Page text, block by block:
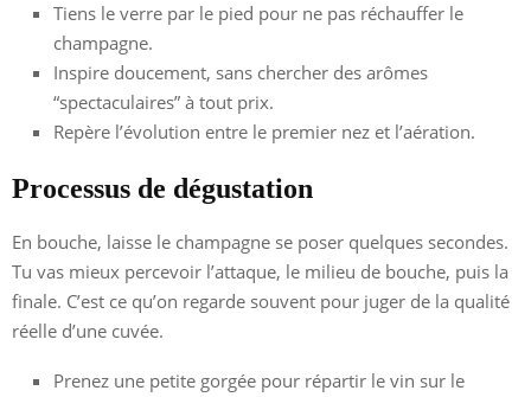
Tiens le verre par le pied pour ne pas réchauffer le
champagne.
Inspire doucement, sans chercher des arômes
“spectaculaires” à tout prix.
Repère l’évolution entre le premier nez et l’aération.
Processus de dégustation
En bouche, laisse le champagne se poser quelques secondes.
Tu vas mieux percevoir l’attaque, le milieu de bouche, puis la
finale. C’est ce qu’on regarde souvent pour juger de la qualité
réelle d’une cuvée.
Prenez une petite gorgée pour répartir le vin sur le